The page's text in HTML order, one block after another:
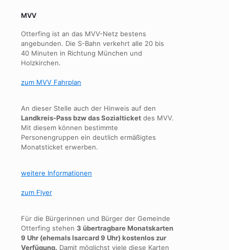
MVV
Otterfing ist an das MVV-Netz bestens
angebunden. Die S-Bahn verkehrt alle 20 bis
40 Minuten in Richtung München und
Holzkirchen.
zum MVV Fahrplan
An dieser Stelle auch der Hinweis auf den
Landkreis-Pass bzw das Sozialticket des MVV.
Mit diesem können bestimmte
Personengruppen ein deutlich ermäßigtes
Monatsticket erwerben.
weitere Informationen
zum Flyer
Für die Bürgerinnen und Bürger der Gemeinde
Otterfing stehen 3 übertragbare Monatskarten
9 Uhr (ehemals Isarcard 9 Uhr) kostenlos zur
Verfügung. Damit möglichst viele diese Karten